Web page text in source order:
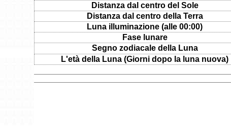
Distanza dal centro del Sole
Distanza dal centro della Terra
Luna illuminazione (alle 00:00)
Fase lunare
Segno zodiacale della Luna
L'età della Luna (Giorni dopo la luna nuova)